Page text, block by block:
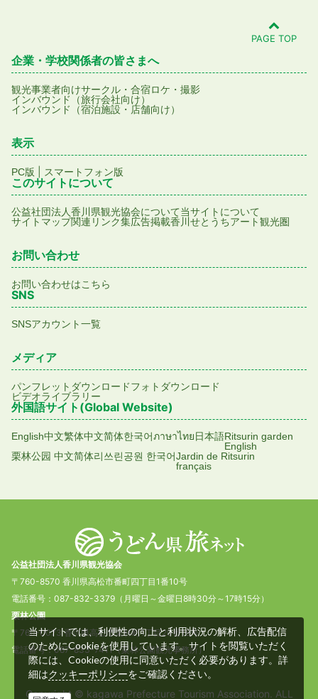
PAGE TOP
企業・学校関係者の皆さまへ
観光事業者向けサークル・合宿ロケ・撮影
インバウンド（旅行会社向け）
インバウンド（宿泊施設・店舗向け）
表示
PC版 スマートフォン版
このサイトについて
公益社団法人香川県観光協会について当サイトについて
サイトマップ関連リンク集広告掲載香川せとうちアート観光圏
お問い合わせ
お問い合わせはこちら
SNS
SNSアカウント一覧
メディア
パンフレットダウンロードフォトダウンロード
ビデオライブラリー
外国語サイト(Global Website)
English中文繁体中文简体한국어ภาษาไทย日本語Ritsurin garden
English
栗林公园 中文简体리쓰린공원 한국어Jardin de Ritsurin
français
公益社団法人香川県観光協会
〒760-8570 香川県高松市番町四丁目1番10号
電話番号：087-832-3379（月曜日～金曜日8時30分～17時15分）
栗林公園
〒760-0073 香川県高松市栗林町1丁目20番16号
電話番号：087-833-7411（栗林公園観光事務所）
Copyright © kagawa Prefecture Tourism Association. ALL
当サイトでは、利便性の向上と利用状況の解析、広告配信
のためにCookieを使用しています。サイトを閲覧いただく
際には、Cookieの使用に同意いただく必要があります。詳
細はクッキーポリシーをご確認ください。